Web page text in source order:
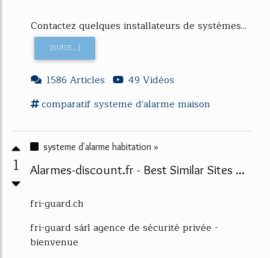
Contactez quelques installateurs de systèmes...
[SUITE...]
1586 Articles
49 Vidéos
comparatifsysteme d'alarme maison
1
systeme d'alarme habitation »
Alarmes-discount.fr - Best Similar Sites ...
fri-guard.ch
fri-guard sàrl agence de sécurité privée -
bienvenue